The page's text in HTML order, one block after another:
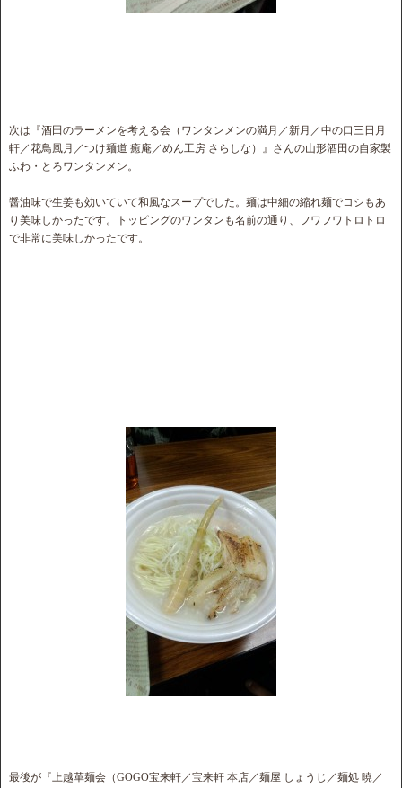
次は『酒田のラーメンを考える会（ワンタンメンの満月／新月／中の口三日月
軒／花鳥風月／つけ麺道 癒庵／めん工房 さらしな）』さんの山形酒田の自家製
ふわ・とろワンタンメン。
醤油味で生姜も効いていて和風なスープでした。麺は中細の縮れ麺でコシもあ
り美味しかったです。トッピングのワンタンも名前の通り、フワフワトロトロ
で非常に美味しかったです。
最後が『上越革麺会（GOGO宝来軒／宝来軒 本店／麺屋 しょうじ／麺処 暁／